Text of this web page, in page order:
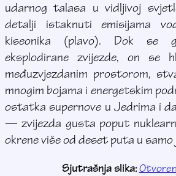
udarnog talasa u vidljivoj
detalji istaknuti emisijama
kiseonika (plavo). Dok se
eksplodirane zvijezde, on se
međuzvjezdanim prostorom,
mnogim bojama i energetskim
ostatka supernove u Jedrima i
— zvijezda gusta poput
okrene više od deset puta u samo
Sjutrašnja slika: